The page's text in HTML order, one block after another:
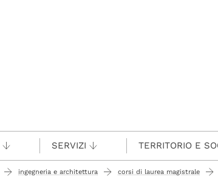
SERVIZI TERRITORIO E
ingegneria e architettura corsi di laurea magistrale